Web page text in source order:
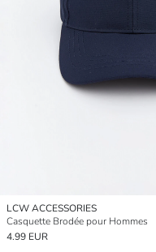
LCW ACCESSORIES
Casquette Brodée pour Hommes
4.99 EUR